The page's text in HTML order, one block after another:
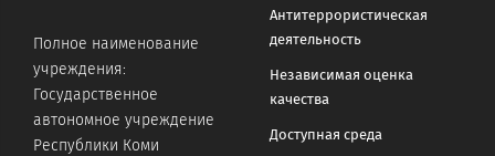
Полное наименование
учреждения:
Государственное
автономное учреждение
Республики Коми
Антитеррористическая
деятельность
Независимая оценка
качества
Доступная среда